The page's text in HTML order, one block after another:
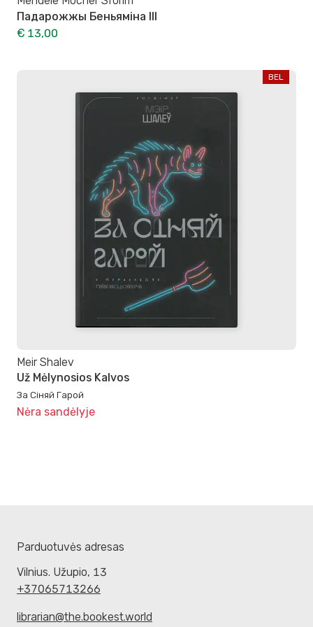
Падарожжы Беньяміна ІІІ
€ 13,00
BEL
Meir Shalev
Už Mėlynosios Kalvos
За Сіняй Гарой
Nėra sandėlyje
Parduotuvės adresas
Vilnius. Užupio, 13
+37065713266
librarian@the.bookest.world